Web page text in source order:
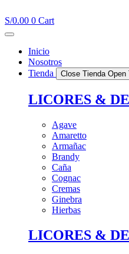
al
contenido
S/0.00 0 Cart
Inicio
Nosotros
Tienda
Close Tienda Open
LICORES &
Agave
Amaretto
Armañac
Brandy
Caña
Cognac
Cremas
Ginebra
Hierbas
LICORES &